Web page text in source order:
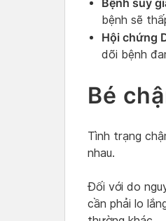
Bệnh suy
bệnh sẽ
Hội chứng
dõi bệnh
Bé
Tình trạng
nhau.
Đối với do
cần phải lo